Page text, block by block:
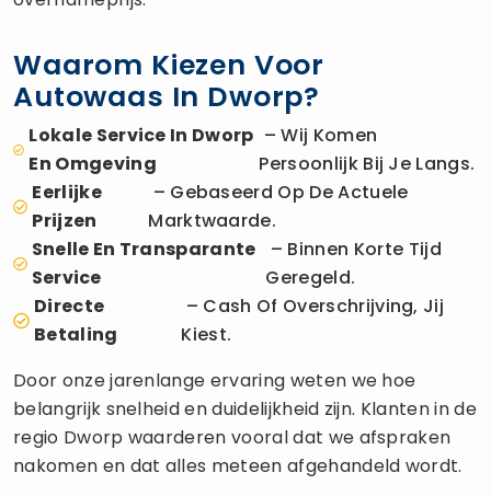
Waarom Kiezen Voor
Autowaas In Dworp?
Lokale Service In Dworp
En Omgeving
– Wij Komen
Persoonlijk Bij Je Langs.
Eerlijke
Prijzen
– Gebaseerd Op De Actuele
Marktwaarde.
Snelle En Transparante
Service
– Binnen Korte Tijd
Geregeld.
Directe
Betaling
– Cash Of Overschrijving, Jij
Kiest.
Door onze jarenlange ervaring weten we hoe
belangrijk snelheid en duidelijkheid zijn. Klanten in de
regio Dworp waarderen vooral dat we afspraken
nakomen en dat alles meteen afgehandeld wordt.